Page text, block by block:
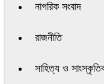
নাগরিক সংবাদ
রাজনীতি
সাহিত্য ও